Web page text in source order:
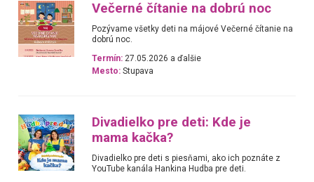
Večerné čítanie na dobrú noc
Pozývame všetky deti na májové Večerné čítanie na
dobrú noc.
Termín: 27.05.2026 a ďalšie
Mesto: Stupava
Divadielko pre deti: Kde je
mama kačka?
Divadielko pre deti s piesňami, ako ich poznáte z
YouTube kanála Hankina Hudba pre deti.